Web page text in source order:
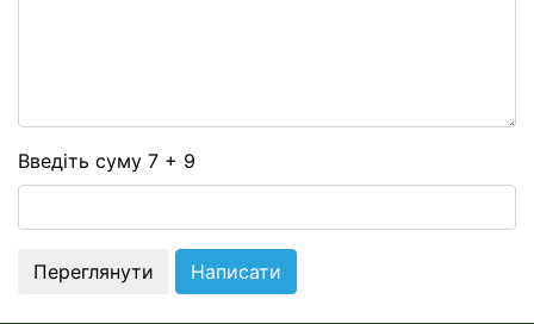
Введіть суму 7 + 9